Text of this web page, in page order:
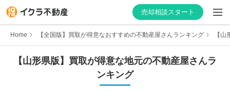
売却相談スタート
Home 【全国版】買取が得意なおすすめの不動産屋さんランキング 【
【山形県版】 買取が得意な地元の不動産屋さんラ
ンキング